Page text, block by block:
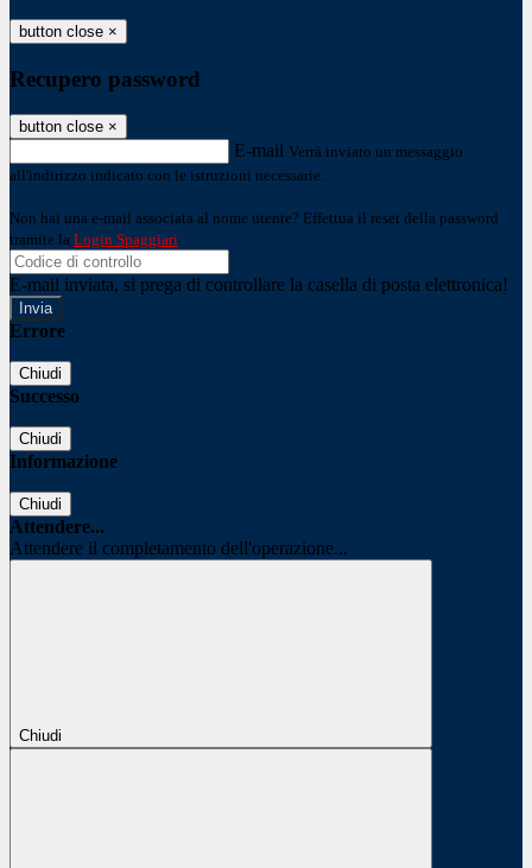
button close ×
Recupero password
button close ×
E-mail Verrà inviato un messaggio
all'indirizzo indicato con le istruzioni necessarie.
Non hai una e-mail associata al nome utente? Effettua il reset della password
tramite la Login Spaggiari
E-mail inviata, si prega di controllare la casella di posta elettronica!
Errore
Chiudi
Successo
Chiudi
Informazione
Chiudi
Attendere...
Attendere il completamento dell'operazione...
Chiudi